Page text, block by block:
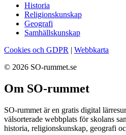
Historia
Religionskunskap
Geografi
Samhällskunskap
Cookies och GDPR | Webbkarta
© 2026 SO-rummet.se
Om SO-rummet
SO-rummet är en gratis digital
välsorterade webbplats för skolans
historia, religionskunskap, geografi